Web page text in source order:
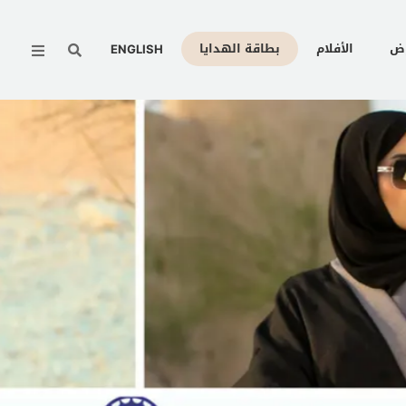
الأفلام بطاقة الهدايا ENGLISH
Menu